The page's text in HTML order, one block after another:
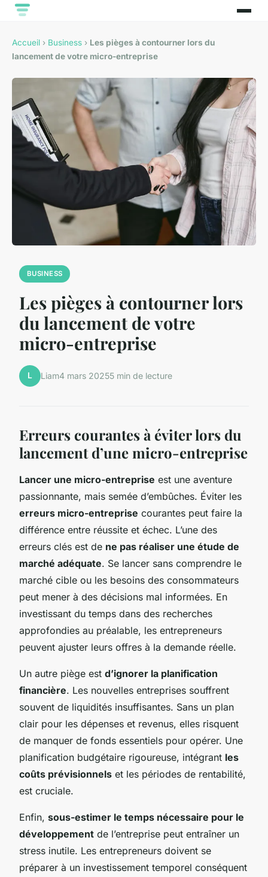
Accueil › Business › Les pièges à contourner lors du
lancement de votre micro-entreprise
BUSINESS
Les pièges à contourner lors
du lancement de votre
micro-entreprise
L Liam4 mars 20255 min de lecture
Erreurs courantes à éviter lors du
lancement d’une micro-entreprise
Lancer une micro-entreprise est une aventure
passionnante, mais semée d’embûches. Éviter les
erreurs micro-entreprise courantes peut faire la
différence entre réussite et échec. L’une des
erreurs clés est de ne pas réaliser une étude de
marché adéquate. Se lancer sans comprendre le
marché cible ou les besoins des consommateurs
peut mener à des décisions mal informées. En
investissant du temps dans des recherches
approfondies au préalable, les entrepreneurs
peuvent ajuster leurs offres à la demande réelle.
Un autre piège est d’ignorer la planification
financière. Les nouvelles entreprises souffrent
souvent de liquidités insuffisantes. Sans un plan
clair pour les dépenses et revenus, elles risquent
de manquer de fonds essentiels pour opérer. Une
planification budgétaire rigoureuse, intégrant les
coûts prévisionnels et les périodes de rentabilité,
est cruciale.
Enfin, sous-estimer le temps nécessaire pour le
développement de l’entreprise peut entraîner un
stress inutile. Les entrepreneurs doivent se
préparer à un investissement temporel conséquent